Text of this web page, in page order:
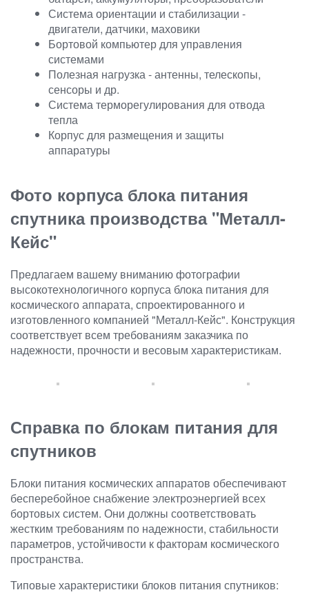
Система ориентации и стабилизации -
двигатели, датчики, маховики
Бортовой компьютер для управления
системами
Полезная нагрузка - антенны, телескопы,
сенсоры и др.
Система терморегулирования для отвода
тепла
Корпус для размещения и защиты
аппаратуры
Фото корпуса блока питания
спутника производства "Металл-
Кейс"
Предлагаем вашему вниманию фотографии
высокотехнологичного корпуса блока питания для
космического аппарата, спроектированного и
изготовленного компанией "Металл-Кейс". Конструкция
соответствует всем требованиям заказчика по
надежности, прочности и весовым характеристикам.
Справка по блокам питания для
спутников
Блоки питания космических аппаратов обеспечивают
бесперебойное снабжение электроэнергией всех
бортовых систем. Они должны соответствовать
жестким требованиям по надежности, стабильности
параметров, устойчивости к факторам космического
пространства.
Типовые характеристики блоков питания спутников: